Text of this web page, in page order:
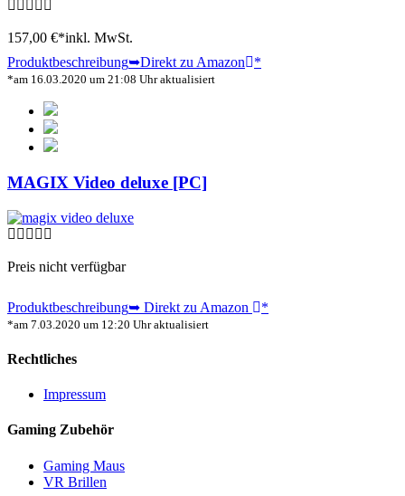
157,00 €*inkl. MwSt.
Produktbeschreibung➥Direkt zu Amazon *
*am 16.03.2020 um 21:08 Uhr aktualisiert
MAGIX Video deluxe [PC]
Preis nicht verfügbar
Produktbeschreibung➥ Direkt zu Amazon *
*am 7.03.2020 um 12:20 Uhr aktualisiert
Rechtliches
Impressum
Gaming Zubehör
Gaming Maus
VR Brillen